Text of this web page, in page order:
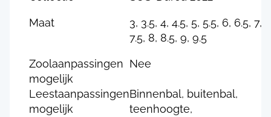
Maat
3, 3.5, 4, 4.5, 5, 5.5, 6, 6.5, 7,
7.5, 8, 8.5, 9, 9.5
Zoolaanpassingen
mogelijk
Nee
Leestaanpassingen
mogelijk
Binnenbal, buitenbal,
teenhoogte,